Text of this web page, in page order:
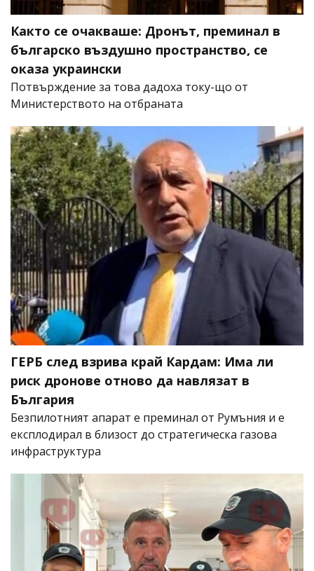
Както се очакваше: Дронът, преминал в
българско въздушно пространство, се
оказа украински
Потвърждение за това дадоха току-що от
Министерството на отбраната
ГЕРБ след взрива край Кардам: Има ли
риск дронове отново да навлязат в
България
Безпилотният апарат е преминал от Румъния и е
експлодирал в близост до стратегическа газова
инфраструктура